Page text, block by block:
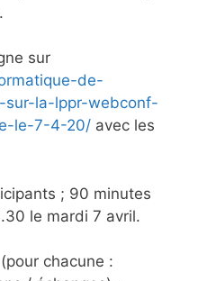
sur
de-
la-lppr-webconf-
le-7-4-20/ avec les
; 90 minutes
le mardi 7 avril.
chacune :